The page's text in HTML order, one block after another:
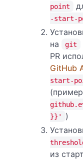
point
-start-
на git
PR
GitHub
start-
}}'
)
из